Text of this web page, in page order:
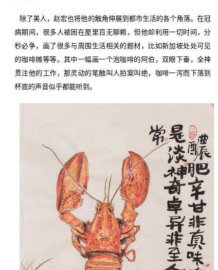
除了美人，赵宏也将他的触角伸展到都市生活的各个角落。在冠
病期间，很多人被困在屋里百无聊赖，但他却利用一切时间，分
秒必争，画了很多与周围生活相关的题材，比如新加坡处处可见
的咖啡摊等等。其中一幅画一个泡咖啡的阿伯，双眼下垂，全神
贯注他的工作，那灵动的笔触叫人拍案叫绝，咖啡一泻而下落到
杯底的声音似乎都能听到。